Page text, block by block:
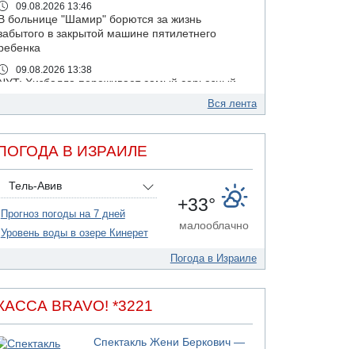
09.08.2026 13:46
В больнице "Шамир" борются за жизнь
в закрытой машине пятилетнего
09.08.2026 13:38
Хизбалла переживает самый серьезный
в Мексике: четырехлетний
ребенок утонул, упав в бассейн
09.08.2026 08:30
Авиакомпания Air Canada вновь отсрочила
возвращение в Израиль
08.08.2026 14:43
Тело мужчины обнаружено сегодня на
08.08.2026 11:02
Вся лента
В ИЗРАИЛЕ
Тель-Авив
Прогноз погоды на 7 дней
Уровень воды в озере Кинерет
+33°
малооблачно
Погода в Израиле
BRAVO! *3221
Спектакль Жени Беркович —